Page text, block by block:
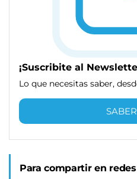
¡Suscribite al
Lo que necesitas saber,
Para compartir en redes